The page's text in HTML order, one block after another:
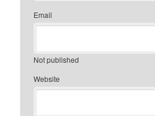
Email
Not published
Website